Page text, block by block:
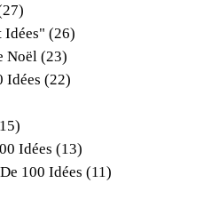
Idées" (26)
Noël (23)
Idées (22)
Idées (13)
100 Idées (11)